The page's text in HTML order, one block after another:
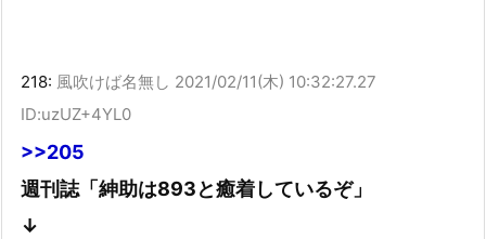
218: 風吹けば名無し 2021/02/11(木) 10:32:27.27
ID:uzUZ+4YL0
>>205
週刊誌「紳助は893と癒着しているぞ」
↓